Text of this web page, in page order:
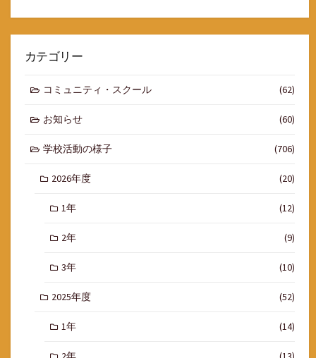
カテゴリー
コミュニティ・スクール (62)
お知らせ (60)
学校活動の様子 (706)
2026年度 (20)
1年 (12)
2年 (9)
3年 (10)
2025年度 (52)
1年 (14)